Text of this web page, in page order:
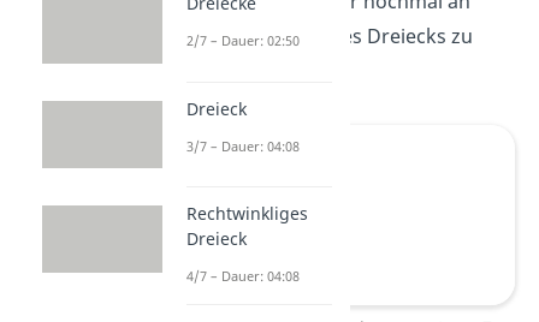
dem Beispiel eines Dreiecks zu
2/7 – Dauer: 02:50
Dreieck
3/7 – Dauer: 04:08
Rechtwinkliges
Dreieck
4/7 – Dauer: 04:08